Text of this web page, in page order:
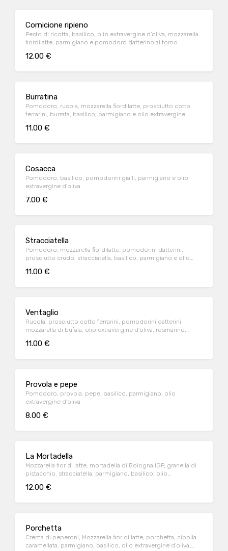
Cornicione ripieno
Pesto di ricotta, basilico, olio extravergine d'oliva, mozzarella
fiordilatte, parmigiano e pomodoro datterino al forno
12.00 €
Burratina
Pomodoro, rucola, mozzarella fiordilatte, prosciutto cotto
ferrarini, burrata, basilico, parmigiano e olio extravergine
11.00 €
Cosacca
Pomodoro, basilico, pomodorini gialli, parmigiano e olio
extravergine d'oliva
7.00 €
Stracciatella
Pomodoro, mozzarella fiordilatte, pomodorini datterini,
prosciutto crudo, stracciatella, basilico, parmigiano e olio
11.00 €
Ventaglio
Rucola, prosciutto cotto ferrarini, pomodorini datterini,
mozzarella di bufala, olio extravergine d'oliva, rosmarino,
11.00 €
Provola e pepe
Pomodoro, provola, pepe, basilico, parmigiano, olio
extravergine d'oliva
8.00 €
La Mortadella
Mozzarella fior di latte, mortadella di Bologna IGP, granella di
pistacchio, stracciatella, parmigiano, basilico, olio
12.00 €
Porchetta
Crema di peperoni, Mozzarella fior di latte, porchetta, cipolla
caramellata, parmigiano, basilico, olio extravergine d'oliva,